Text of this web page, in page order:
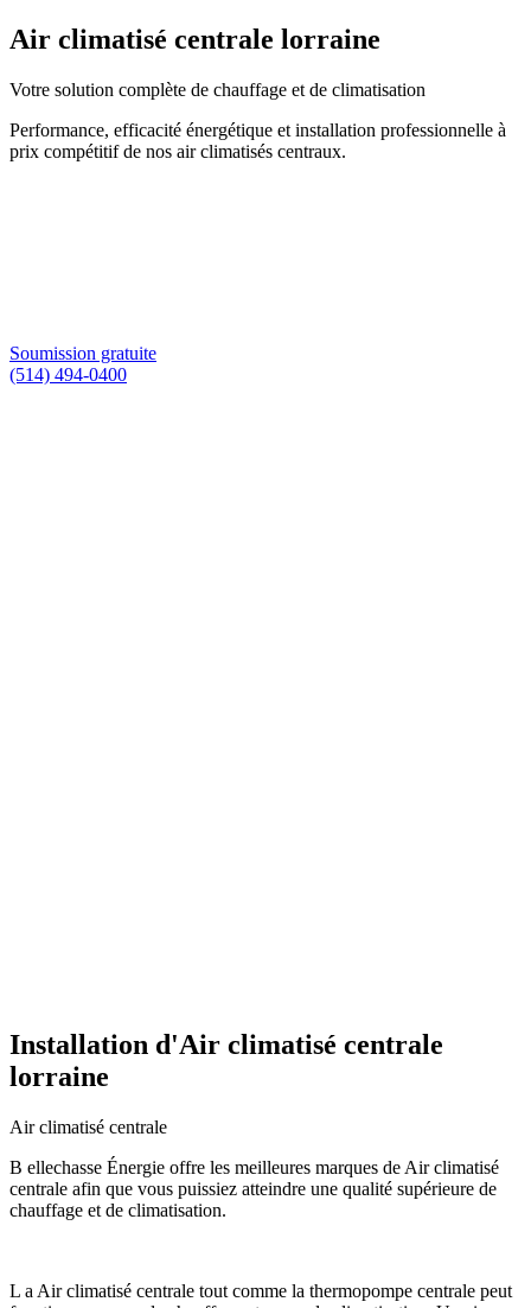
Air climatisé centrale lorraine
Votre solution complète de chauffage et de climatisation
Performance, efficacité énergétique et installation professionnelle à
prix compétitif de nos air climatisés centraux.
Soumission gratuite
(514) 494-0400
Installation d'Air climatisé centrale
lorraine
Air climatisé centrale
B ellechasse Énergie offre les meilleures marques de Air climatisé
centrale afin que vous puissiez atteindre une qualité supérieure de
chauffage et de climatisation.
L a Air climatisé centrale tout comme la thermopompe centrale peut